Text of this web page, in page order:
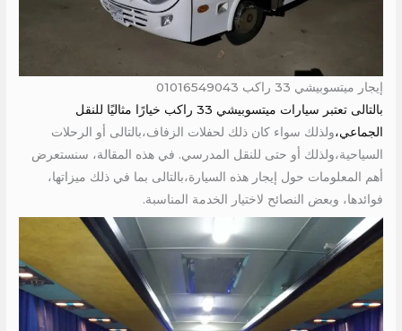
إيجار ميتسوبيشي 33 راكب 01016549043
بالتالى تعتبر سيارات ميتسوبيشي 33 راكب خيارًا مثاليًا للنقل
الجماعي،ولذلك سواء كان ذلك لحفلات الزفاف،بالتالى أو الرحلات
السياحية،ولذلك أو حتى للنقل المدرسي. في هذه المقالة، سنستعرض
أهم المعلومات حول إيجار هذه السيارة،بالتالى بما في ذلك ميزاتها،
فوائدها، وبعض النصائح لاختيار الخدمة المناسبة.